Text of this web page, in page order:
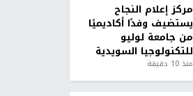
مركز إعلام النجاح
يستضيف وفدًا أكاديميًا
من جامعة لوليو
للتكنولوجيا السويدية
منذ 10 دقيقة